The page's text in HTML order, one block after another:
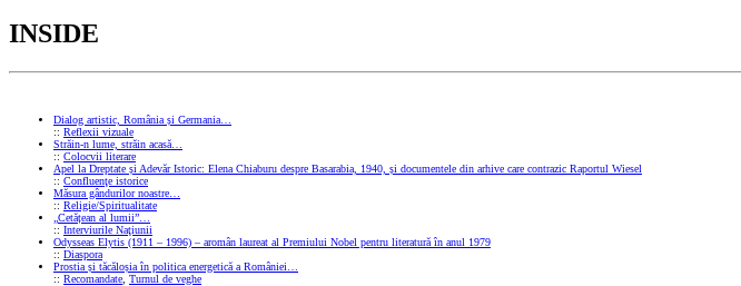
INSIDE
Dialog artistic, România și Germania…
:: Reflexii vizuale
Străin-n lume, străin acasă…
:: Colocvii literare
Apel la Dreptate și Adevăr Istoric: Elena Chiaburu despre Basarabia, 1940, și documentele din arhive care contrazic Raportul Wiesel
:: Confluenţe istorice
Măsura gândurilor noastre…
:: Religie/Spiritualitate
„Cetățean al lumii”…
:: Interviurile Naţiunii
Odysseas Elytis (1911 – 1996) – aromân laureat al Premiului Nobel pentru literatură în anul 1979
:: Diaspora
Prostia și tăcăloșia în politica energetică a României…
:: Recomandate Turnul de veghe